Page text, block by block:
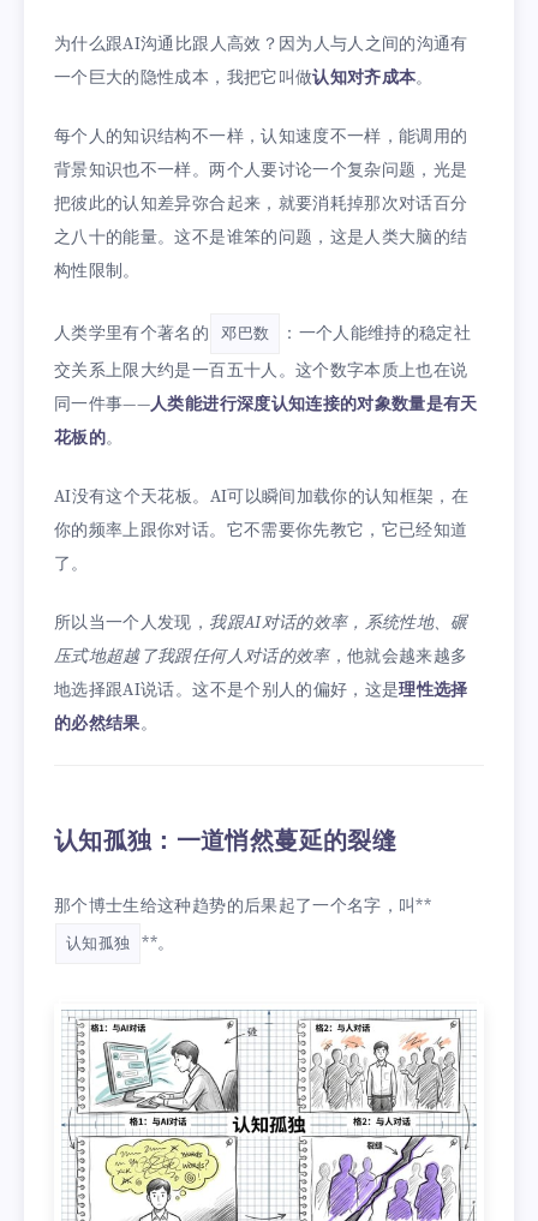
为什么跟AI沟通比跟人高效？因为人与人之间的沟通有
一个巨大的隐性成本，我把它叫做认知对齐成本。
每个人的知识结构不一样，认知速度不一样，能调用的
背景知识也不一样。两个人要讨论一个复杂问题，光是
把彼此的认知差异弥合起来，就要消耗掉那次对话百分
之八十的能量。这不是谁笨的问题，这是人类大脑的结
构性限制。
人类学里有个著名的 邓巴数
：一个人能维持的稳定社
交关系上限大约是一百五十人。这个数字本质上也在说
同一件事——人类能进行深度认知连接的对象数量是有天
花板的。
AI没有这个天花板。AI可以瞬间加载你的认知框架，在
你的频率上跟你对话。它不需要你先教它，它已经知道
了。
所以当一个人发现， 我跟AI对话的效率，系统性地、碾
压式地超越了我跟任何人对话的效率，他就会越来越多
地选择跟AI说话。这不是个别人的偏好，这是理性选择
的必然结果。
认知孤独：一道悄然蔓延的裂缝
那个博士生给这种趋势的后果起了一个名字，叫**
认知孤独 **。